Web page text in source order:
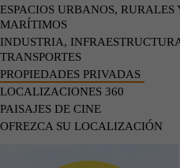
ESPACIOS URBANOS, RURALES
MARÍTIMOS
INDUSTRIA,
TRANSPORTES
PROPIEDADES PRIVADAS
LOCALIZACIONES 360
PAISAJES DE CINE
OFREZCA SU LOCALIZACIÓN